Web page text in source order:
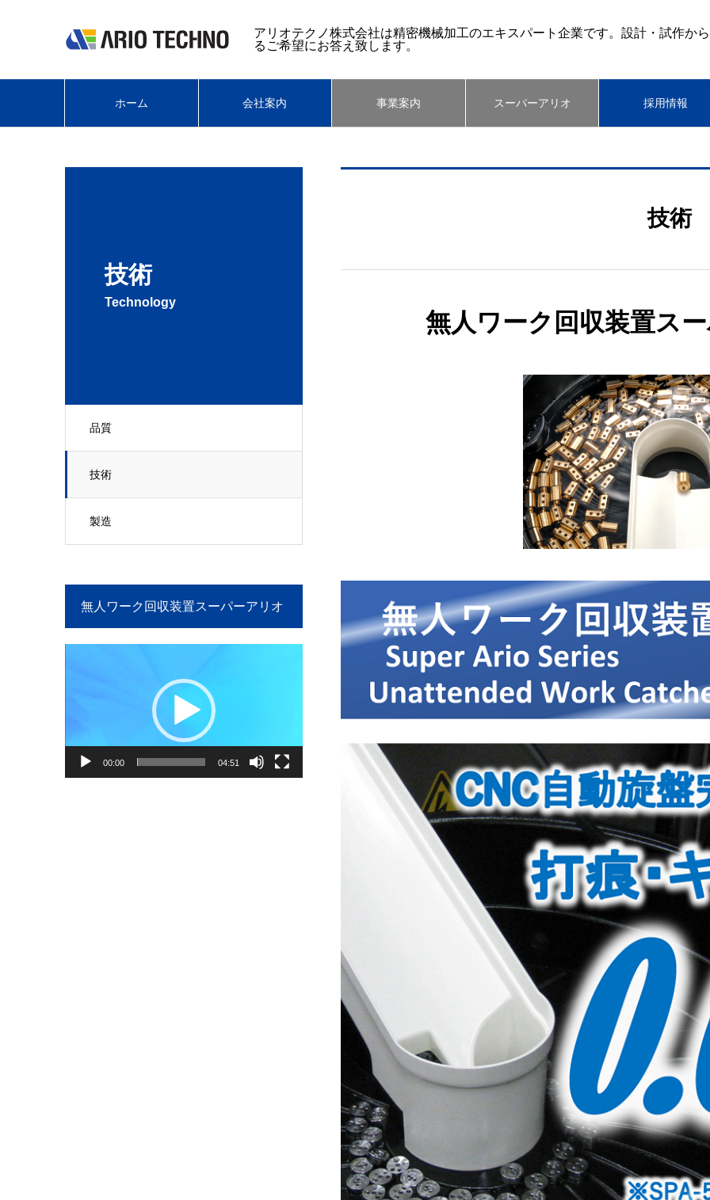
アリオテクノ株式会社は精密機械加工のエキスパート企業です。設計・試作か
るご希望にお答え致します。
ホーム 会社案内 事業案内 スーパーアリオ 採用情報
技術
Technology
品質
技術
製造
技術
無人ワーク回収装置ス
無人ワーク回収装置スーパーアリオ
00:00 04:51